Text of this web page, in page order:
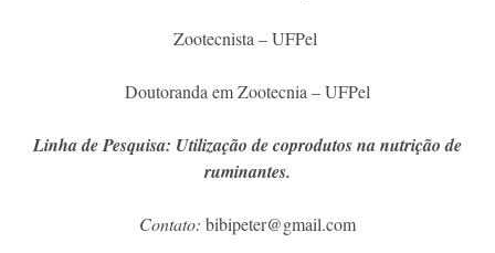
Zootecnista – UFPel
Doutoranda em Zootecnia – UFPel
Linha de Pesquisa: Utilização de coprodutos na nutrição de
ruminantes.
Contato: bibipeter@gmail.com